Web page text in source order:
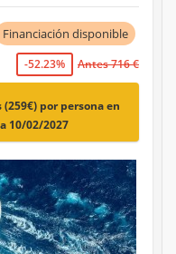
Financiación disponible
-52.23% Antes 716 €
(259€) por persona en
10/02/2027